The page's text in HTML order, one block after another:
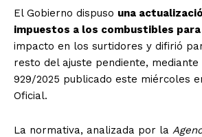
El Gobierno dispuso una
impuestos a los combustibles para
impacto en los surtidores y difirió
resto del ajuste pendiente,
929/2025 publicado este miércoles
Oficial.
La normativa, analizada por la